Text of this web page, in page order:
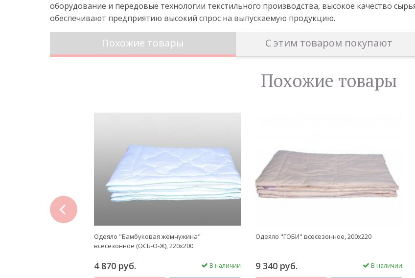
оборудование и передовые технологии текстильного производства, высокое качество
обеспечивают предприятию высокий спрос на выпускаемую продукцию.
Похожие товары С этим товаром покупают
Похожие товары
Одеяло "Бамбуковая жемчужина"
всесезонное (ОСБ-О-Ж), 220x200
4 870 руб. В наличии
Одеяло "ГОБИ" всесезонное, 200x220
9 340 руб. В наличии